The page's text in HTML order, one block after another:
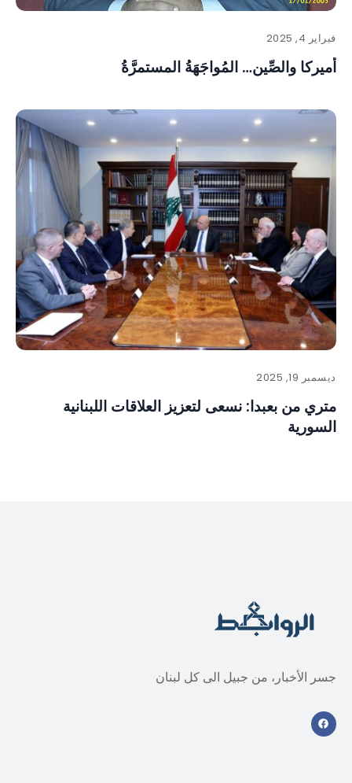
فبراير 4, 2025
أميركا والصِّين… المُواجَهَةُ المستمرَّةُ
ديسمبر 19, 2025
متري من بعبدا: نسعى لتعزيز العلاقات اللبنانية
السورية
جسر الأخبار، من جبيل الى كل لبنان